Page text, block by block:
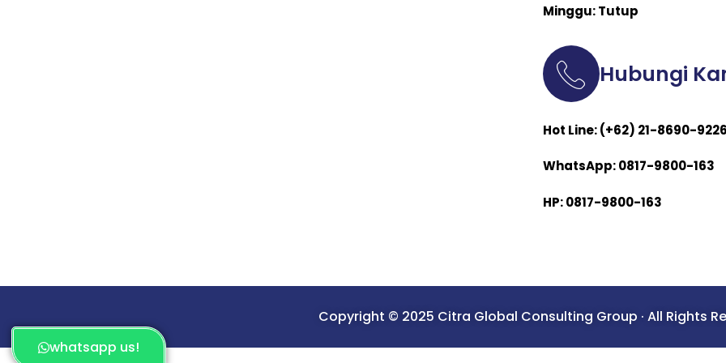
whatsapp us!
Minggu: Tutup
Hubungi
Hot Line: (+62) 21-8690-9226
WhatsApp: 0817-9800-163
HP: 0817-9800-163
Copyright © 2025 Citra Global Consulting Group · All Rights